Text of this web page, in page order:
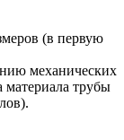
(в первую
механических
материала трубы